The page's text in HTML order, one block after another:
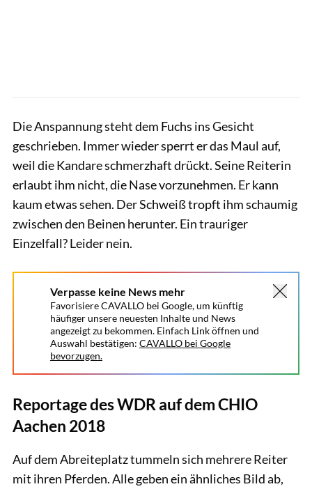
Die Anspannung steht dem Fuchs ins Gesicht
geschrieben. Immer wieder sperrt er das Maul auf,
weil die Kandare schmerzhaft drückt. Seine Reiterin
erlaubt ihm nicht, die Nase vorzunehmen. Er kann
kaum etwas sehen. Der Schweiß tropft ihm schaumig
zwischen den Beinen herunter. Ein trauriger
Einzelfall? Leider nein.
Verpasse keine News mehr
Favorisiere CAVALLO bei Google, um künftig
häufiger unsere neuesten Inhalte und News
angezeigt zu bekommen. Einfach Link öffnen und
Auswahl bestätigen: CAVALLO bei Google
bevorzugen.
Reportage des WDR auf dem CHIO
Aachen 2018
Auf dem Abreiteplatz tummeln sich mehrere Reiter
mit ihren Pferden. Alle geben ein ähnliches Bild ab,